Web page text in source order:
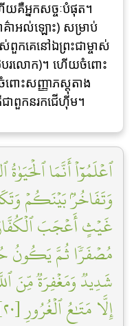
យគឺអ្នកសច្ចៈបំផុត។
គ៌ាអល់ឡោះ) សម្រាប់
គេនៅឯព្រះជាម្ចាស់
បរលោក)។ ហើយចំពោះ
ោះសញ្ញាភស្តុតាង
ាពួកនរកជើហ៊ីម។
ٱعۡلَمُوٓاْ أَنَّمَا
وَتَفَاخُرُۢ بَيۡنَكُمۡ
غَيۡثٍ أَعۡجَبَ ٱلۡكُفَّارَ
مُصۡفَرّٗا ثُمَّ يَكُونُ
شَدِيدٞ وَمَغۡفِرَةٞ مِّنَ
إِلَّا مَتَٰعُ ٱلۡغُرُورِ [٢٠]